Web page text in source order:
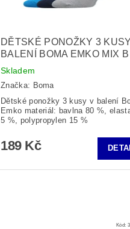
DĚTSKÉ PONOŽKY 3
BALENÍ BOMA EMKO MIX B
Skladem
Značka: Boma
Dětské ponožky 3 kusy v balení
Emko materiál: bavlna 80 %,
5 %, polypropylen 15 %
189 Kč
Kód: